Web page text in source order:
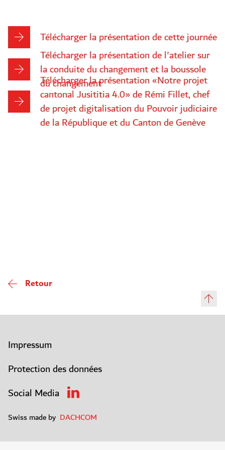
Télécharger la présentation de cette journée
Télécharger la présentation de l'atelier sur
la conduite du changement et la boussole
du changement
Télécharger la présentation «Notre projet
cantonal Jusititia 4.0» de Rémi Fillet, chef
de projet digitalisation du Pouvoir judiciaire
de la République et du Canton de Genève
Retour
Impressum
Protection des données
Social Media
Swiss made by DACHCOM